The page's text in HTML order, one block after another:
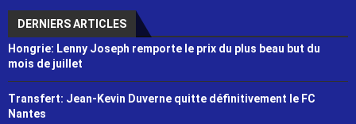
DERNIERS ARTICLES
Hongrie: Lenny Joseph remporte le prix du plus beau but du
mois de juillet
Transfert: Jean-Kevin Duverne quitte définitivement le FC
Nantes